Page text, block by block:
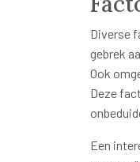
Diverse
gebrek
Ook
Deze
Een